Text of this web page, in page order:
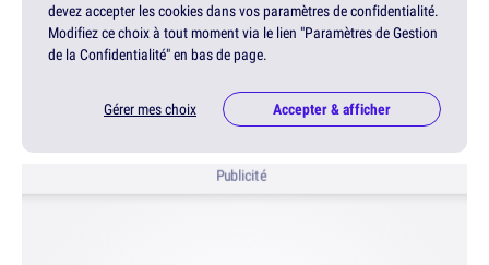
devez accepter les cookies dans vos paramètres de confidentialité.
Modifiez ce choix à tout moment via le lien "Paramètres de Gestion
de la Confidentialité" en bas de page.
Gérer mes choix Accepter & afficher
Publicité